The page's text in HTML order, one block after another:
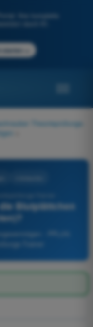
Ihre komplette
durch KI.
starten
Theorieprüfungs-
Blutplättchen
- PPL(H)